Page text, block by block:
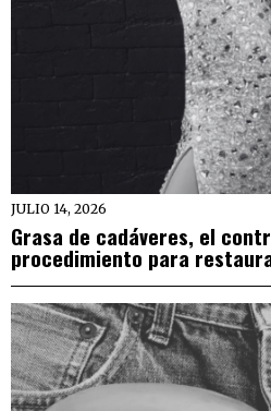
JULIO 14, 2026
Grasa de cadáveres, el
procedimiento para